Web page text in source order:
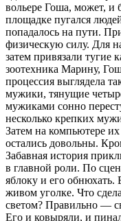
вольере Гоша, может,
площадке пугался
попадалось на пути.
физическую силу. Для
затем привязали тугие
зоотехника Марину,
процессия выглядела
мужики, тянущие
мужиками сонно
несколько крепких
Затем на компьютере
остались довольны.
Забавная история
в главной роли. По
яблоку и его
живом уголке. Что
светом? Правильно —
Его и ковыряли, и